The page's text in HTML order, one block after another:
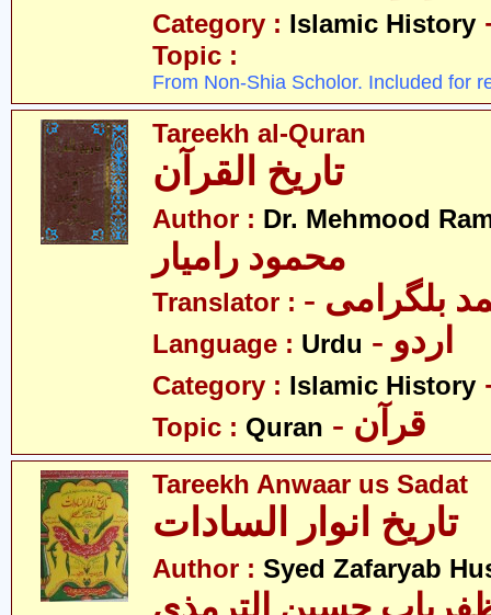
Category : Islamic History
Topic :
From Non-Shia Scholor. Included for
Tareekh al-Quran
تاریخ القرآن
Author : Dr. Mehmood
محمود رامیار
Translator : بلگرامی
Language : Urdu - اردو
Category : Islamic History
Topic : Quran - قرآن
Tareekh Anwaar us Sadat
تاریخ انوار السادات
Author : Syed Zafaryab